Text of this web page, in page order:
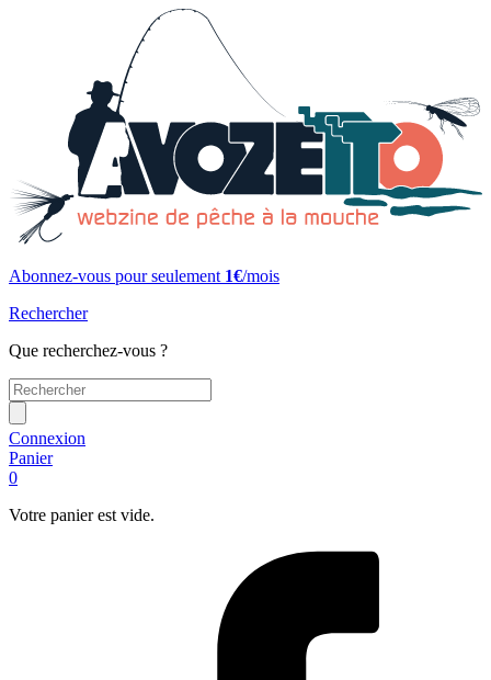
Abonnez-vous pour seulement 1€/mois
Rechercher
Que recherchez-vous ?
Connexion
Panier
0
Votre panier est vide.